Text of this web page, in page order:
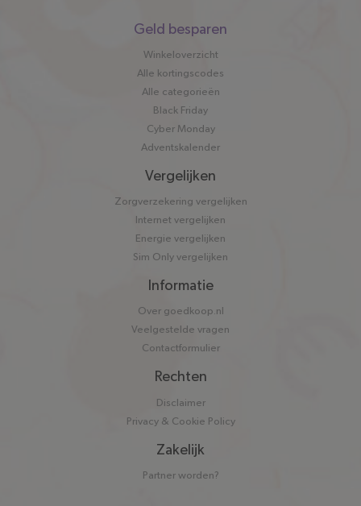
Geld besparen
Winkeloverzicht
Alle kortingscodes
Alle categorieën
Black Friday
Cyber Monday
Adventskalender
Vergelijken
Zorgverzekering vergelijken
Internet vergelijken
Energie vergelijken
Sim Only vergelijken
Informatie
Over goedkoop.nl
Veelgestelde vragen
Contactformulier
Rechten
Disclaimer
Privacy & Cookie Policy
Zakelijk
Partner worden?